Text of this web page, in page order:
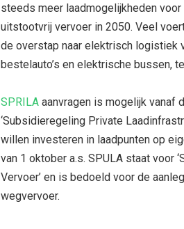
steeds meer laadmogelijkheden
uitstootvrij vervoer in 2050. Veel
de overstap naar elektrisch logistiek
bestelauto’s en elektrische bussen,
SPRILA aanvragen is mogelijk vanaf
‘Subsidieregeling Private
willen investeren in laadpunten op
van 1 oktober a.s. SPULA staat voor
Vervoer’ en is bedoeld voor de
wegvervoer.